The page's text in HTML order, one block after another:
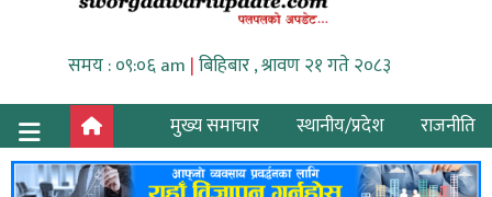
समय : ०९:०६ am |बिहिबार , श्रावण २१ गते २०८३
मुख्य समाचार
स्थानीय/प्रदेश राजनीति